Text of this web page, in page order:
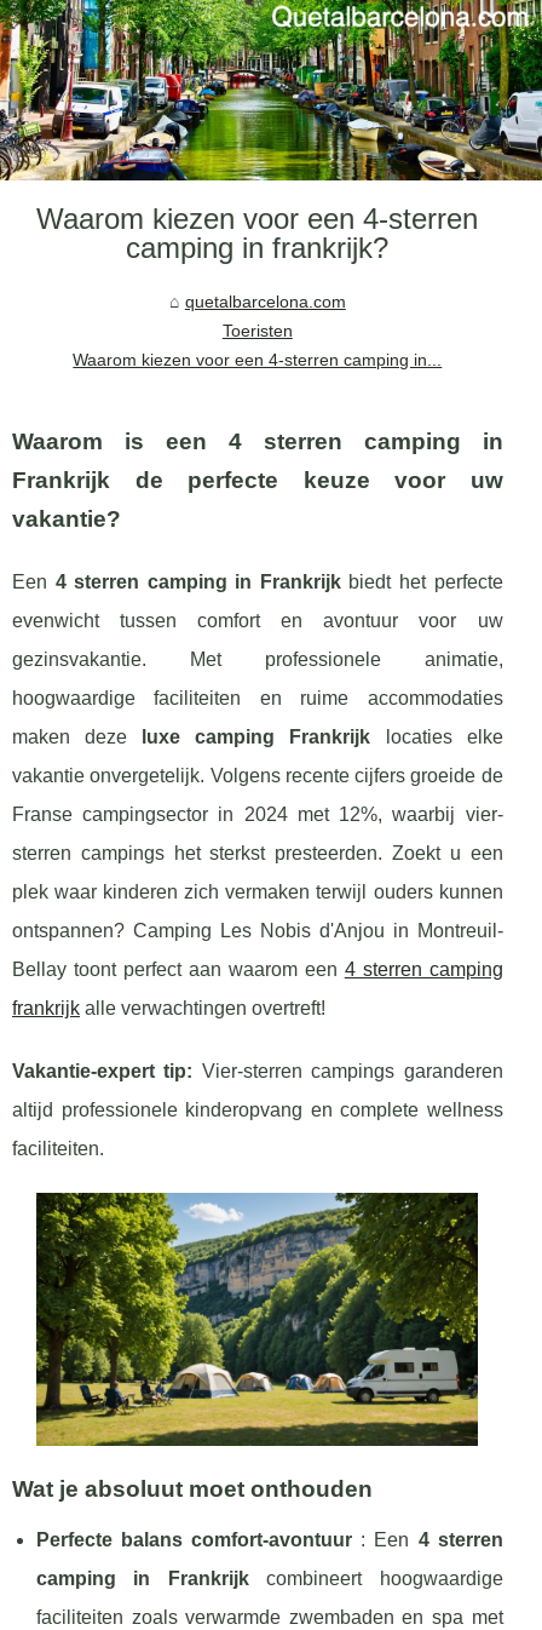
Waarom kiezen voor een 4-sterren
camping in frankrijk?
quetalbarcelona.com
Toeristen
Waarom kiezen voor een 4-sterren camping in...
Waarom is een 4 sterren camping in
Frankrijk de perfecte keuze voor uw
vakantie?
Een 4 sterren camping in Frankrijkbiedt het perfecte
evenwicht tussen comfort en avontuur voor uw
gezinsvakantie. Met professionele animatie,
hoogwaardige faciliteiten en ruime accommodaties
maken deze
luxe camping Frankrijk locaties elke
vakantie onvergetelijk. Volgens recente cijfers groeide de
Franse campingsector in 2024 met 12%, waarbij vier-
sterren campings het sterkst presteerden. Zoekt u een
plek waar kinderen zich vermaken terwijl ouders kunnen
ontspannen? Camping Les Nobis d'Anjou in Montreuil-
Bellay toont perfect aan waarom een 4 sterren camping
frankrijk alle verwachtingen overtreft!
Vakantie-expert tip: Vier-sterren campings garanderen
altijd professionele kinderopvang en complete wellness
faciliteiten.
Wat je absoluut moet onthouden
Perfecte balans comfort-avontuur : Een 4 sterren
camping in Frankrijkcombineert hoogwaardige
faciliteiten zoals verwarmde zwembaden en spa met